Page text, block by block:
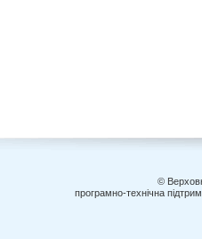
©
програмно-технічна